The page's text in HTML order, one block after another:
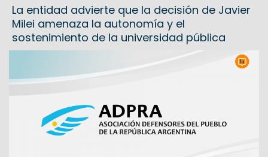
La entidad advierte que la decisión de Javier
Milei amenaza la autonomía y el
sostenimiento de la universidad pública